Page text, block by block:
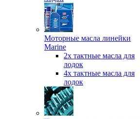
Моторные масла линейки
Marine
2х тактные масла для
лодок
4х тактные масла для
лодок